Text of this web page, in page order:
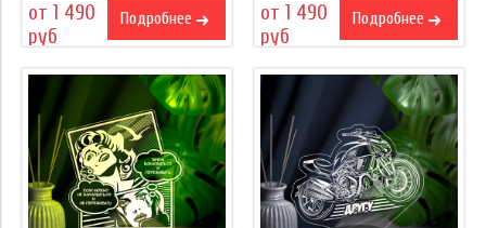
от 1 490
руб
Подробнее
от 1 490
руб
Подробнее